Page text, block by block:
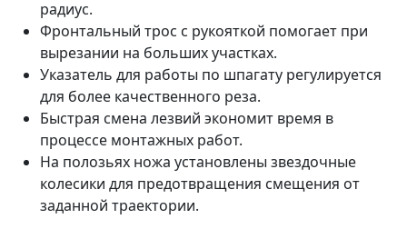
радиус.
Фронтальный трос с рукояткой помогает при
вырезании на больших участках.
Указатель для работы по шпагату регулируется
для более качественного реза.
Быстрая смена лезвий экономит время в
процессе монтажных работ.
На полозьях ножа установлены звездочные
колесики для предотвращения смещения от
заданной траектории.